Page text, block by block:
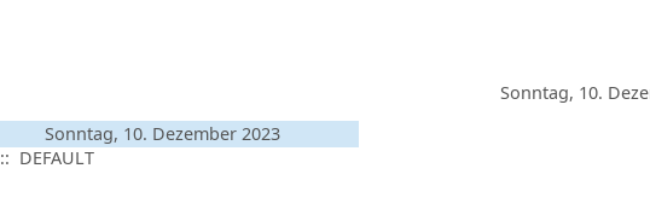
Sonntag, 10.
Sonntag, 10. Dezember 2023
:: DEFAULT